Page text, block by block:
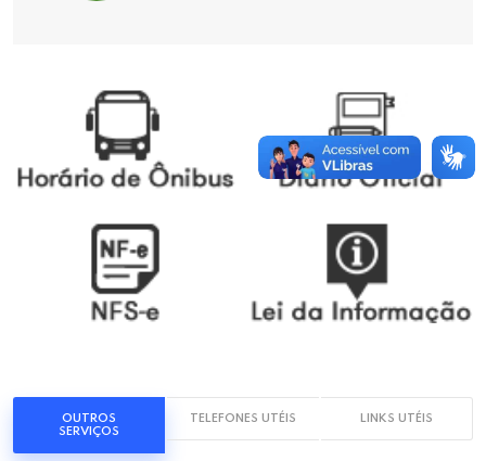
OUTROS
SERVIÇOS
TELEFONES UTÉIS LINKS UTÉIS